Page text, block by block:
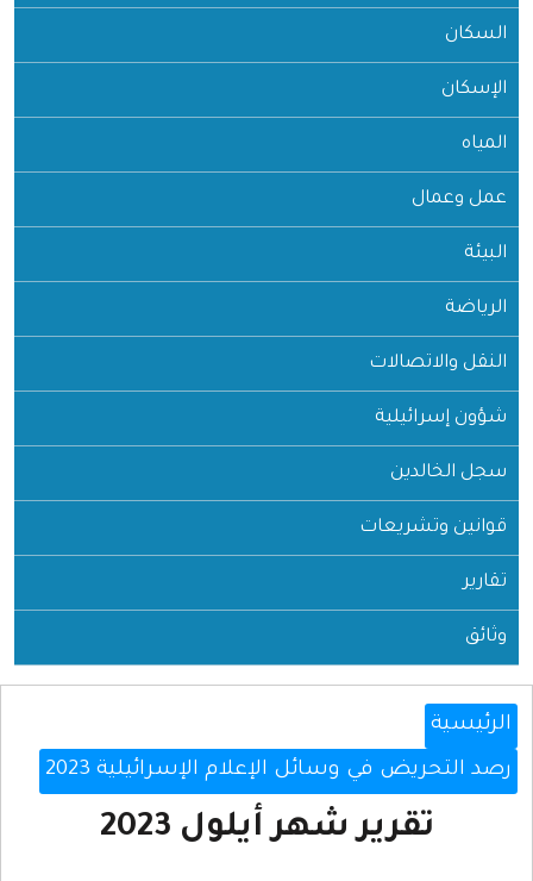
السكان
الإسكان
المياه
عمل وعمال
البيئة
الرياضة
النقل والاتصالات
شؤون إسرائيلية
سجل الخالدين
قوانين وتشريعات
تقارير
وثائق
الرئيسية
رصد التحريض في وسائل الإعلام الإسرائيلية 2023
تقرير شهر أيلول 2023